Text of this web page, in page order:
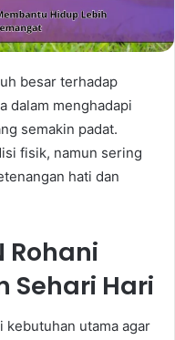
besar terhadap
dalam menghadapi
semakin padat.
fisik, namun sering
hati dan
Rohani
Sehari Hari
kebutuhan utama agar